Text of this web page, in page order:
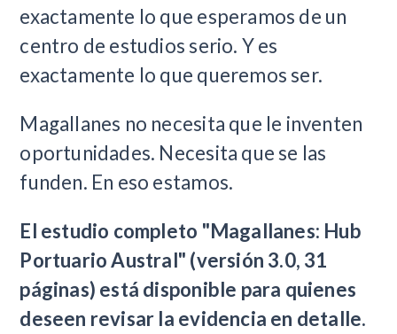
exactamente lo que esperamos de un
centro de estudios serio. Y es
exactamente lo que queremos ser.
Magallanes no necesita que le inventen
oportunidades. Necesita que se las
funden. En eso estamos.
El estudio completo "Magallanes: Hub
Portuario Austral" (versión 3.0, 31
páginas) está disponible para quienes
deseen revisar la evidencia en detalle.